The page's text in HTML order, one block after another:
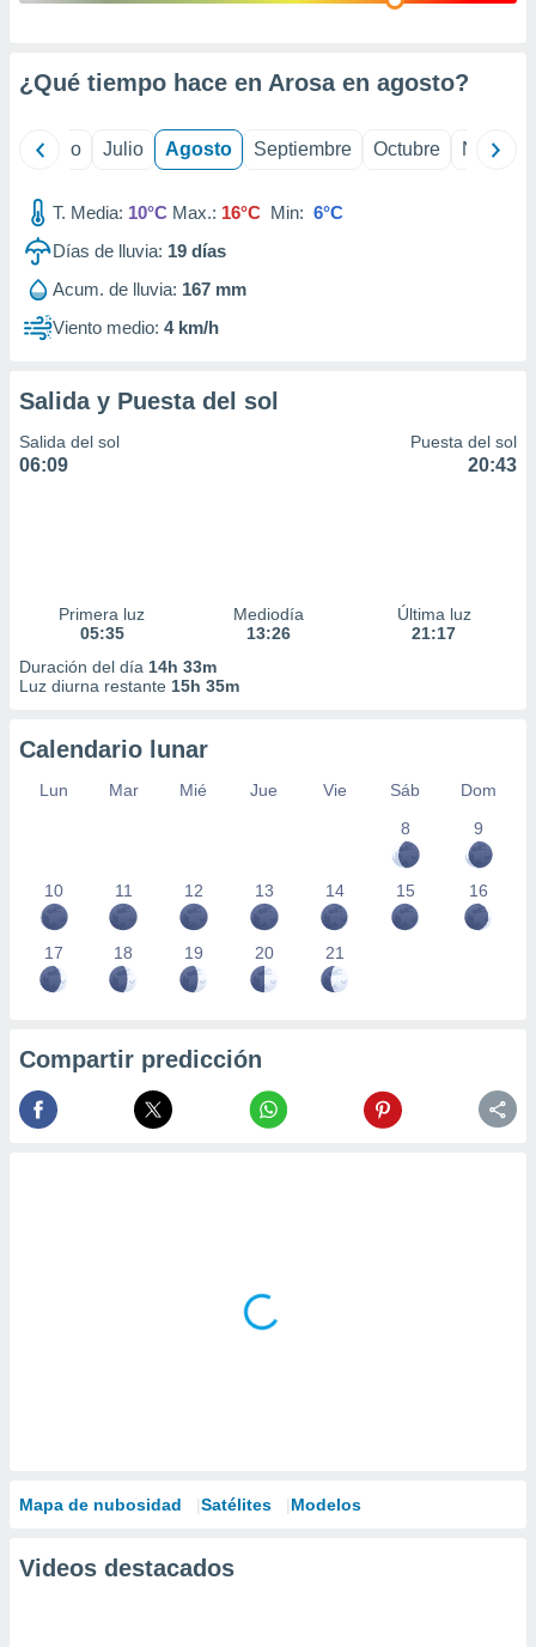
publicidad
de
¿Qué tiempo hace en Arosa en agosto?
Junio Julio Agosto Septiembre Octubre
T. Media: 10°C Max.: 16°C Min: 6°C
Días de lluvia: 19 días
Acum. de lluvia: 167 mm
Viento medio: 4 km/h
Salida y Puesta del sol
Salida del sol
06:09
Puesta del sol
20:43
Primera luz
05:35
Mediodía
13:26
Última luz
21:17
Duración del día 14h 33m
Luz diurna restante 15h 35m
Calendario lunar
Lun Mar Mié Jue Vie Sáb
Dom
8
9
10 11 12 13 14 15 16
17 18 19 20 21
Compartir predicción
Mapa de nubosidad Satélites Modelos
Videos destacados